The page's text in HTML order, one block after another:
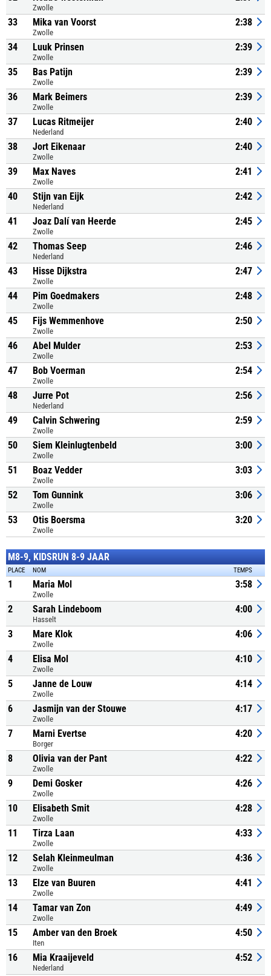
Zwolle
33 Mika van Voorst
Zwolle
2:38
34 Luuk Prinsen
Zwolle
2:39
35 Bas Patijn
Zwolle
2:39
36 Mark Beimers
Zwolle
2:39
37 Lucas Ritmeijer
Nederland
2:40
38 Jort Eikenaar
Zwolle
2:40
39 Max Naves
Zwolle
2:41
40 Stijn van Eijk
Nederland
2:42
41 Joaz Dalí van Heerde
Zwolle
2:45
42 Thomas Seep
Nederland
2:46
43 Hisse Dijkstra
Zwolle
2:47
44 Pim Goedmakers
Zwolle
2:48
45 Fijs Wemmenhove
Zwolle
2:50
46 Abel Mulder
Zwolle
2:53
47 Bob Voerman
Zwolle
2:54
48 Jurre Pot
Nederland
2:56
49 Calvin Schwering
Zwolle
2:59
50 Siem Kleinlugtenbeld
Zwolle
3:00
51 Boaz Vedder
Zwolle
3:03
52 Tom Gunnink
Zwolle
3:06
53 Otis Boersma
Zwolle
3:20
M8-9, KIDSRUN 8-9 JAAR
PLACE NOM TEMPS
1 Maria Mol
Zwolle
3:58
2 Sarah Lindeboom
Hasselt
4:00
3 Mare Klok
Zwolle
4:06
4 Elisa Mol
Zwolle
4:10
5 Janne de Louw
Zwolle
4:14
6 Jasmijn van der Stouwe
Zwolle
4:17
7 Marni Evertse
Borger
4:20
8 Olivia van der Pant
Zwolle
4:22
9 Demi Gosker
Zwolle
4:26
10 Elisabeth Smit
Zwolle
4:28
11 Tirza Laan
Zwolle
4:33
12 Selah Kleinmeulman
Zwolle
4:36
13 Elze van Buuren
Zwolle
4:41
14 Tamar van Zon
Zwolle
4:49
15 Amber van den Broek
Iten
4:50
16 Mia Kraaijeveld
Nederland
4:52